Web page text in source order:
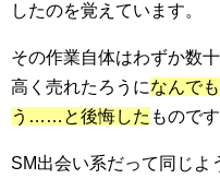
したのを覚えています。
その作業自体はわずか数
高く売れたろうになんで
う……と後悔した ものです
SM出会い系だって同じよ